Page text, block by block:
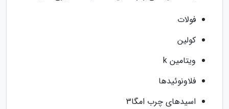
فولات
کولین
ویتامین k
فلاونوئیدها
اسیدهای چرب امگا3